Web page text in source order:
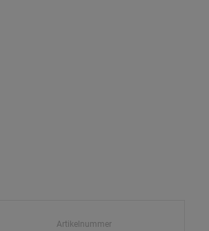
Artikelnummer